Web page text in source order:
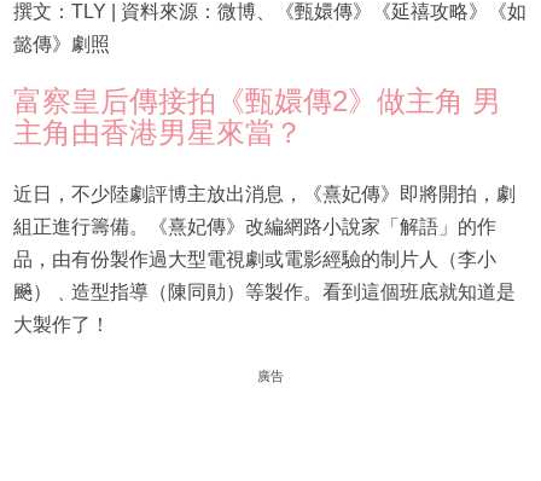
撰文：TLY | 資料來源：微博、《甄嬛傳》《延禧攻略》《如
懿傳》劇照
富察皇后傳接拍《甄嬛傳2》做主角 男
主角由香港男星來當？
近日，不少陸劇評博主放出消息，《熹妃傳》即將開拍，劇
組正進行籌備。《熹妃傳》改編網路小說家「解語」的作
品，由有份製作過大型電視劇或電影經驗的制片人（李小
飈）﹑造型指導（陳同勛）等製作。看到這個班底就知道是
大製作了！
廣告